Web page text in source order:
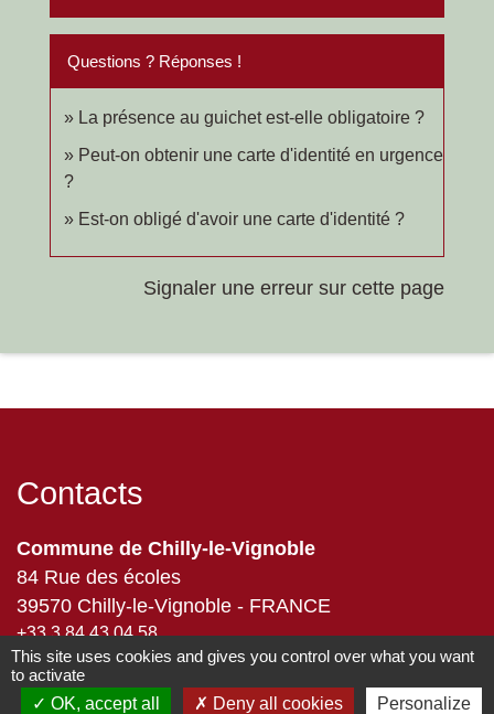
Questions ? Réponses !
La présence au guichet est-elle obligatoire ?
Peut-on obtenir une carte d'identité en urgence
?
Est-on obligé d'avoir une carte d'identité ?
Signaler une erreur sur cette page
Contacts
Commune de Chilly-le-Vignoble
84 Rue des écoles
39570 Chilly-le-Vignoble - FRANCE
+33 3 84 43 04 58
Contact par formulaire
This site uses cookies and gives you control over what you want
to activate
OK, accept all
Deny all cookies Personalize